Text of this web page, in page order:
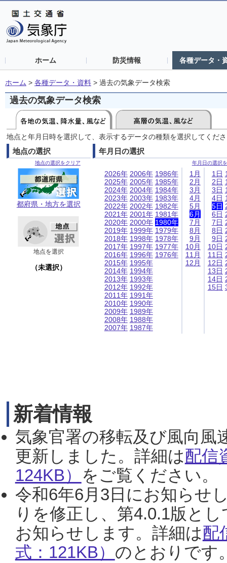
ホーム 防災情報 各種データ・
ホーム > 各種データ・資料 > 過去の気象データ検索
過去の気象データ検索
地点と年月日時を選択して、表示するデータの種類を選択してくだ
地点の選択
地点の選択をクリア
都府県・地方を選択
地点を選択
（未選択）
年月日の選択
年月日の選択
2026年
2025年
2024年
2023年
2022年
2021年
2020年
2019年
2018年
2017年
2016年
2015年
2014年
2013年
2012年
2011年
2010年
2009年
2008年
2007年
2006年
2005年
2004年
2003年
2002年
2001年
2000年
1999年
1998年
1997年
1996年
1995年
1994年
1993年
1992年
1991年
1990年
1989年
1988年
1987年
1986年
1985年
1984年
1983年
1982年
1981年
1980年
1979年
1978年
1977年
1976年
1月
2月
3月
4月
5月
6月
7月
8月
9月
10月
11月
12月
1日
2日
3日
4日
5日
6日
7日
8日
9日
10日
11日
12日
13日
14日
15日
新着情報
気象官署の移転及び風向風
更新しました。詳細は配信
124KB） をご覧ください。
令和6年6月3日にお知らせ
りを修正し、第4.0.1版と
お知らせします。詳細は配
式：121KB） のとおりです